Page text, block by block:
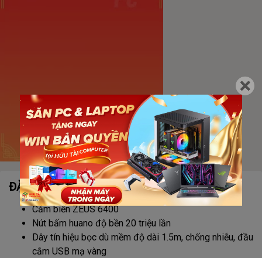
ĐẶC ĐIỂM NỔI BẬT
Cảm biến ZEUS 6400
Nút bấm huano độ bền 20 triệu lần
Dây tín hiệu bọc dù mềm độ dài 1.5m, chống nhiễu, đầu
cắm USB mạ vàng